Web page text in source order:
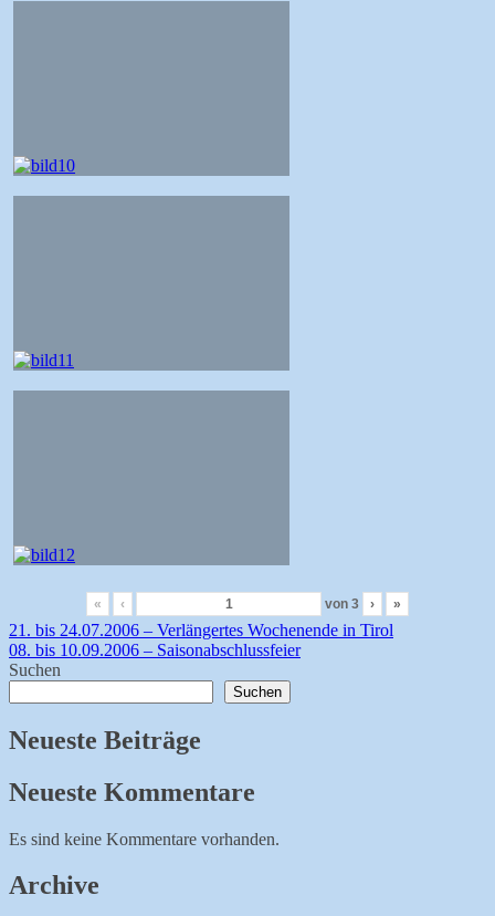
« ‹ von 3 › »
Beitragsnavigation
21. bis 24.07.2006 – Verlängertes Wochenende in Tirol
08. bis 10.09.2006 – Saisonabschlussfeier
Suchen
Suchen
Neueste Beiträge
Neueste Kommentare
Es sind keine Kommentare vorhanden.
Archive